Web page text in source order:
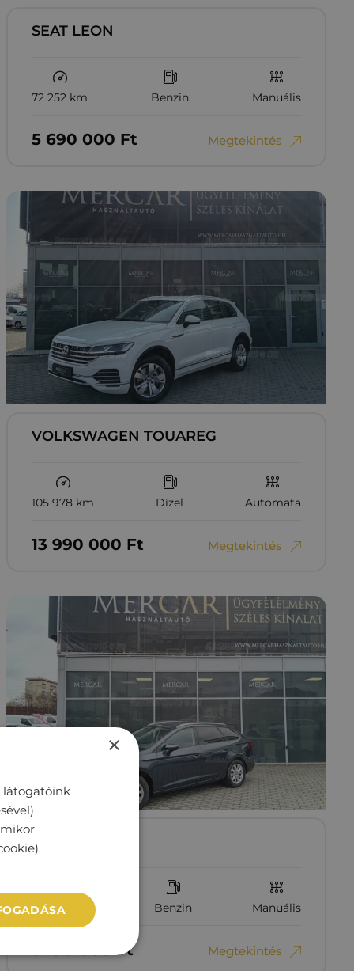
SEAT LEON
72 252 km Benzin Manuális
5‏‏‎ ‎690‏‏‎ ‎000 Ft Megtekintés
VOLKSWAGEN TOUAREG
105 978 km Dízel Automata
13‏‏‎ ‎990‏‏‎ ‎000 Ft Megtekintés
SEAT LEON
134 770 km Benzin Manuális
Ft Megtekintés
×
látogatóink